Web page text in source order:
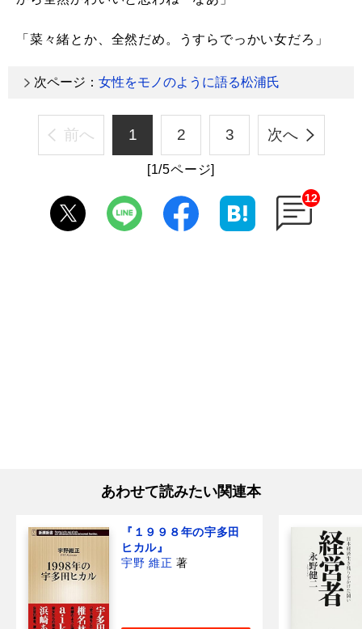
「菜々緒とか、全然だめ。うすらでっかい女だろ」
次ページ： 女性をモノのように語る松浦氏
前へ 1 2 3 次へ
[1/5ページ]
12
あわせて読みたい関連本
『１９９８年の宇多田
ヒカル』
宇野 維正 著